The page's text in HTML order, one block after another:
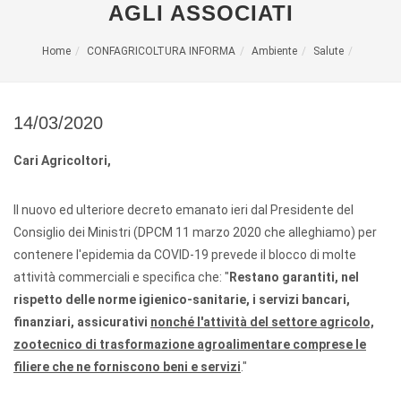
AGLI ASSOCIATI
Home CONFAGRICOLTURA INFORMA Ambiente Salute
14/03/2020
Cari Agricoltori,
Il nuovo ed ulteriore decreto emanato ieri dal Presidente del
Consiglio dei Ministri (DPCM 11 marzo 2020 che alleghiamo) per
contenere l'epidemia da COVID-19 prevede il blocco di molte
attività commerciali e specifica che: " Restano garantiti, nel
rispetto delle norme igienico-sanitarie, i servizi bancari,
finanziari, assicurativi nonché l'attività del settore agricolo,
zootecnico di trasformazione agroalimentare comprese le
filiere che ne forniscono beni e servizi."